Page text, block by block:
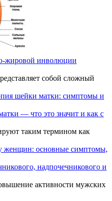
жировой инволюции
собой сложный
— что это значит и как с
таким термином как
надпочечникового и
активности мужских